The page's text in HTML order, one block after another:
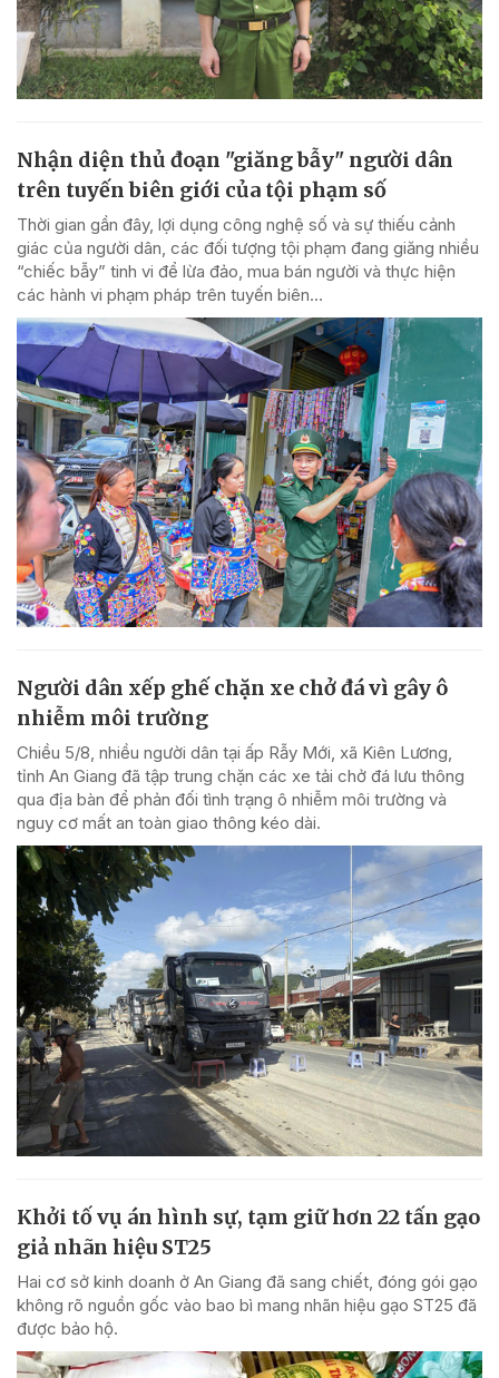
Nhận diện thủ đoạn "giăng bẫy" người dân
trên tuyến biên giới của tội phạm số
Thời gian gần đây, lợi dụng công nghệ số và sự thiếu cảnh
giác của người dân, các đối tượng tội phạm đang giăng nhiều
“chiếc bẫy” tinh vi để lừa đảo, mua bán người và thực hiện
các hành vi phạm pháp trên tuyến biên...
Người dân xếp ghế chặn xe chở đá vì gây ô
nhiễm môi trường
Chiều 5/8, nhiều người dân tại ấp Rẫy Mới, xã Kiên Lương,
tỉnh An Giang đã tập trung chặn các xe tải chở đá lưu thông
qua địa bàn để phản đối tình trạng ô nhiễm môi trường và
nguy cơ mất an toàn giao thông kéo dài.
Khởi tố vụ án hình sự, tạm giữ hơn 22 tấn gạo
giả nhãn hiệu ST25
Hai cơ sở kinh doanh ở An Giang đã sang chiết, đóng gói gạo
không rõ nguồn gốc vào bao bì mang nhãn hiệu gạo ST25 đã
được bảo hộ.